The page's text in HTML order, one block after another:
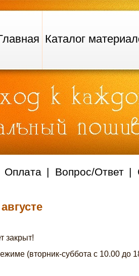
Каталог
Оплата Вопрос/Ответ
закрыт!
(вторник-суббота с 10.00 до